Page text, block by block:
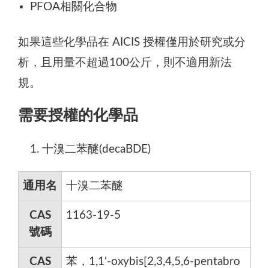
PFOA相關化合物
如果這些化學品在 AICIS 授權僅用於研究或分
析，且用量不超過100公斤，則不適用新法
規。
需要授權的化學品
十溴二苯醚(decaBDE)
通用名 十溴二苯醚
CAS
號碼
1163-19-5
CAS
苯，1,1'-oxybis[2,3,4,5,6-pentabro